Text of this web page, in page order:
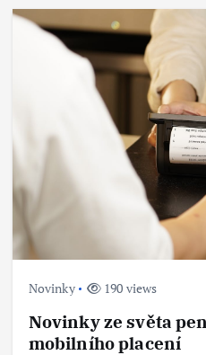
Novinky 190 views
Novinky ze světa
mobilního placení